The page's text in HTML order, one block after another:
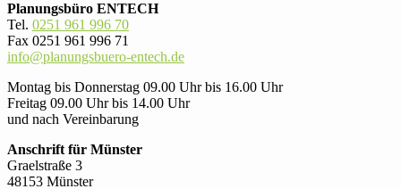
Planungsbüro ENTECH
Tel. 0251 961 996 70
Fax 0251 961 996 71
info@planungsbuero-entech.de
Montag bis Donnerstag 09.00 Uhr bis 16.00 Uhr
Freitag 09.00 Uhr bis 14.00 Uhr
und nach Vereinbarung
Anschrift für Münster
Graelstraße 3
48153 Münster